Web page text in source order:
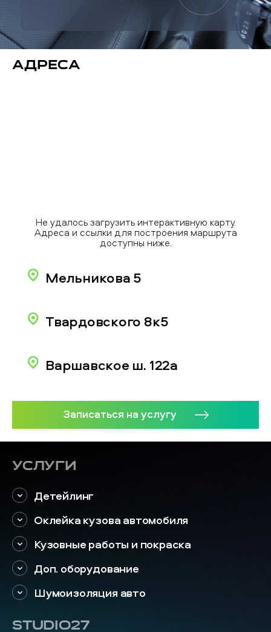
Адреса
Не удалось загрузить интерактивную карту.
Адреса и ссылки для построения маршрута
доступны ниже.
Мельникова 5
Твардовского 8к5
Варшавское ш. 122а
Записаться на услугу
Услуги
Детейлинг
Оклейка кузова автомобиля
Кузовные работы и покраска
Доп. оборудование
Шумоизоляция авто
STUDIO27